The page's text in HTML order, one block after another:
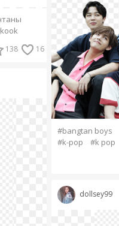
138 16
#bangtan boys
#k-pop
#k pop
dollsey99